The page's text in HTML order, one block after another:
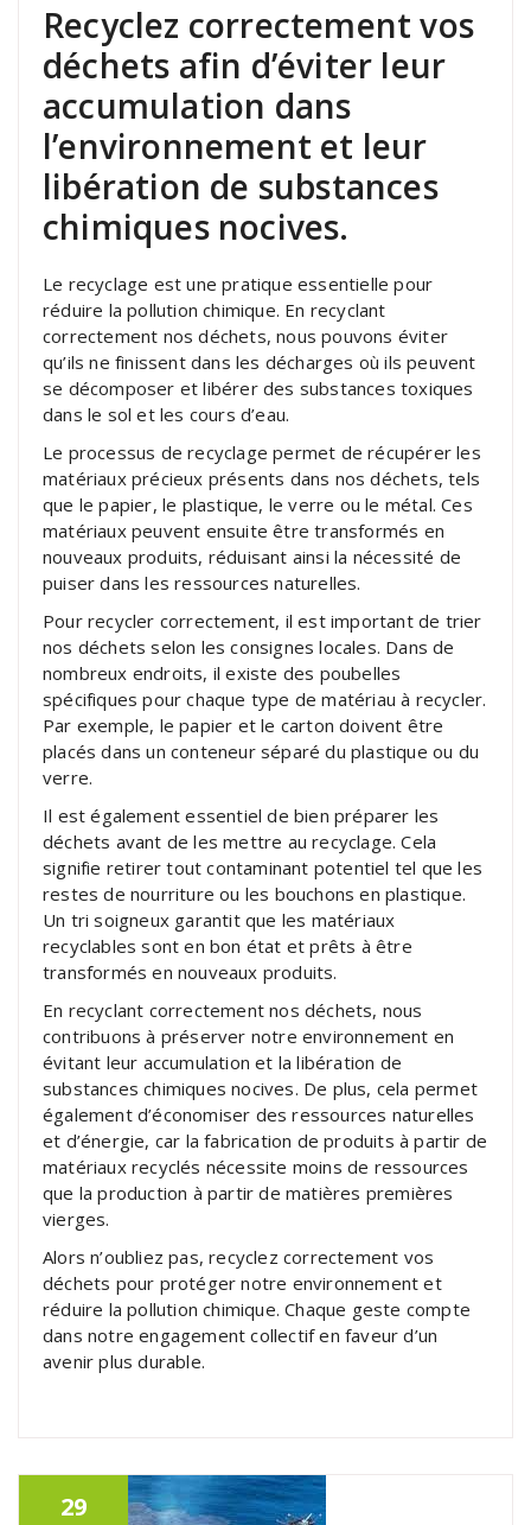
Recyclez correctement vos
déchets afin d’éviter leur
accumulation dans
l’environnement et leur
libération de substances
chimiques nocives.
Le recyclage est une pratique essentielle pour
réduire la pollution chimique. En recyclant
correctement nos déchets, nous pouvons éviter
qu’ils ne finissent dans les décharges où ils peuvent
se décomposer et libérer des substances toxiques
dans le sol et les cours d’eau.
Le processus de recyclage permet de récupérer les
matériaux précieux présents dans nos déchets, tels
que le papier, le plastique, le verre ou le métal. Ces
matériaux peuvent ensuite être transformés en
nouveaux produits, réduisant ainsi la nécessité de
puiser dans les ressources naturelles.
Pour recycler correctement, il est important de trier
nos déchets selon les consignes locales. Dans de
nombreux endroits, il existe des poubelles
spécifiques pour chaque type de matériau à recycler.
Par exemple, le papier et le carton doivent être
placés dans un conteneur séparé du plastique ou du
verre.
Il est également essentiel de bien préparer les
déchets avant de les mettre au recyclage. Cela
signifie retirer tout contaminant potentiel tel que les
restes de nourriture ou les bouchons en plastique.
Un tri soigneux garantit que les matériaux
recyclables sont en bon état et prêts à être
transformés en nouveaux produits.
En recyclant correctement nos déchets, nous
contribuons à préserver notre environnement en
évitant leur accumulation et la libération de
substances chimiques nocives. De plus, cela permet
également d’économiser des ressources naturelles
et d’énergie, car la fabrication de produits à partir de
matériaux recyclés nécessite moins de ressources
que la production à partir de matières premières
vierges.
Alors n’oubliez pas, recyclez correctement vos
déchets pour protéger notre environnement et
réduire la pollution chimique. Chaque geste compte
dans notre engagement collectif en faveur d’un
avenir plus durable.
29